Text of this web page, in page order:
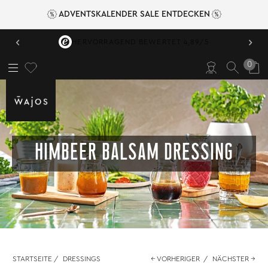
ADVENTSKALENDER SALE ENTDECKEN
‹ ›
0
HIMBEER BALSAM DRESSING
STARTSEITE / DRESSINGS ← VORHERIGER / NÄCHSTER →